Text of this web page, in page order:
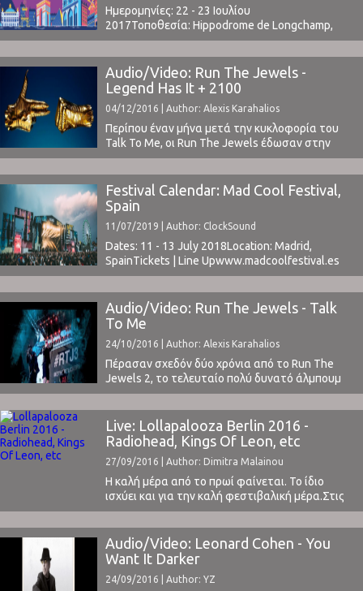
Ημερομηνίες: 22 - 23 Ιουλίου
2017Τοποθεσία: Hippodrome de Longchamp,
Paris, FranceΤιμή Εισιτηρίου: € 150
(tickets)Χωρητικότητα: -Το Line Up
περιλαμβάνει: Red Hot Chili Peppers - The
Weeknd - Lana Del Rey - Editors - Oscar & The
Wolf - Imagine Dragons - London Grammar - Alt-J
- Pixies - The Roots - Marshmello ...
Audio/Video: Run The Jewels -
Legend Has It + 2100
04/12/2016 | Author: Alexis Karahalios
Περίπου έναν μήνα μετά την κυκλοφορία του
Talk To Me, oι Run The Jewels έδωσαν στην
κυκλοφορία ακόμα δύο κομμάτια από τον
επερχόμενο δίσκο τους. Πρόκειται για το
Legend Has It και το 2100 (σε συνεργασία με τον
Boots), τα οπoία επίσης είναι πολύ δυνατά.Το
νέο τους άλμπουμ, "RTJ3", θα ...
Festival Calendar: Mad Cool Festival,
Spain
11/07/2019 | Author: ClockSound
Dates: 11 - 13 July 2018Location: Madrid,
SpainTickets | Line Upwww.madcoolfestival.es ⁪
Audio/Video: Run The Jewels - Talk
To Me
24/10/2016 | Author: Alexis Karahalios
Πέρασαν σχεδόν δύο χρόνια από το Run The
Jewels 2, το τελευταίο πολύ δυνατό άλμπουμ
των Run The Jewels. Τη φετινή χρονιά, είχαμε
την καταπληκτική συνεργασία τους με τον DJ
Shadow στον τελευταίο δίσκο του, με τo
τραγούδι Nobody Speak, το οποίο ήταν
πιθανότατα και το highlight του άλμπουμ
(διαβάστε ...
Live: Lollapalooza Berlin 2016 -
Radiohead, Kings Of Leon, etc
27/09/2016 | Author: Dimitra Malainou
Η καλή μέρα από το πρωί φαίνεται. Το ίδιο
ισχύει και για την καλή φεστιβαλική μέρα.Στις
10 Σεπτεμβρίου, πρώτη ημέρα του Lollapalooza
Berlin, o ήλιος ανέτειλε δυνατός και ο
περισσότερος κόσμος στους κοντινούς
σταθμούς του Treptower Park φορούσε ήδη τα
γιγάντιες αφίσες στα κιγκλιδώματα γύρω ...
Audio/Video: Leonard Cohen - You
Want It Darker
24/09/2016 | Author: YZ